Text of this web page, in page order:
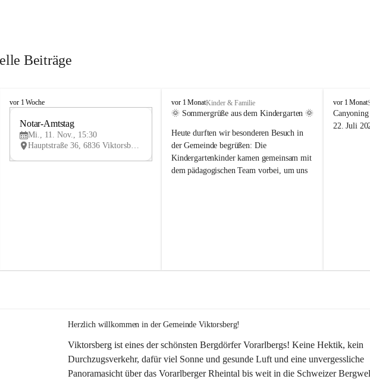
Beiträge
V
vor 1 Woche
V
Notar-Amtstag
Mi., 11. Nov., 15:30
Hauptstraße 36, 6836 Viktorsberg, AUT
V
i
t
o
r
s
vor 1 MonatKinder & Familie
🌞 Sommergrüße aus dem Kindergarten 🌞
Heute durften wir besonderen Besuch in
der Gemeinde begrüßen: Die
Kindergartenkinder kamen gemeinsam mit
dem pädagogischen Team vorbei, um uns
V
i
k
vor 1 Monat
22. Juli
Herzlich willkommen in der Gemeinde Viktorsberg!
Viktorsberg ist eines der schönsten Bergdörfer Vorarlbergs! Keine Hektik, kein
Durchzugsverkehr, dafür viel Sonne und gesunde Luft und eine unvergessliche
Panoramasicht über das Vorarlberger Rheintal bis weit in die Schweizer